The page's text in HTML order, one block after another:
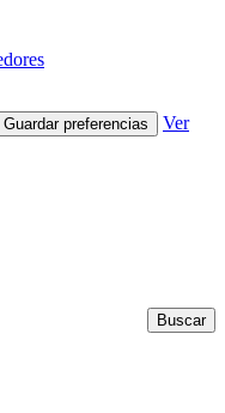
Guardar preferencias
Ver
Buscar